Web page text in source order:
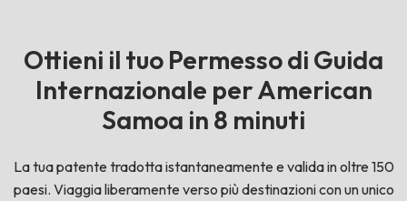
Ottieni il tuo Permesso di Guida
Internazionale per American
Samoa in 8 minuti
La tua patente tradotta istantaneamente e valida in oltre 150
paesi. Viaggia liberamente verso più destinazioni con un unico